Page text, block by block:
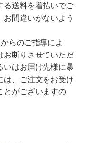
る送料を着払いでご
間違いがないよう
らのご指導によ
お断りさせていただ
いはお届け先様に暴
は、ご注文をお受け
とがございますの